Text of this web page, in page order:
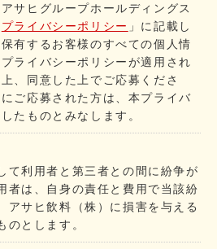
サヒグループホールディングス
プライバシーポリシー 」に記載し
有するお客様のすべての個人情
ライバシーポリシーが適用され
、同意した上でご応募くださ
ご応募された方は、本プライバ
たものとみなします。
て利用者と第三者との間に紛争が
者は、自身の責任と費用で当該紛
アサヒ飲料（株）に損害を与える
のとします。